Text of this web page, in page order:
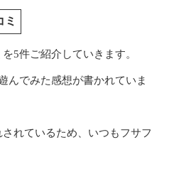
ミ
5件ご紹介していきます。
んでみた感想が書かれていま
れているため、いつもフサフ